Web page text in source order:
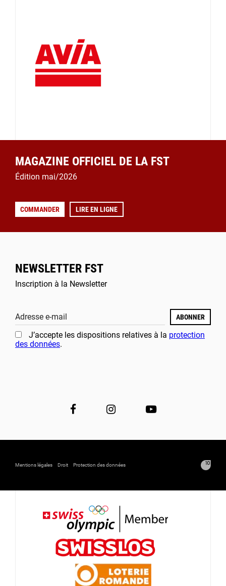
MAGAZINE OFFICIEL DE LA FST
Édition mai/2026
COMMANDER LIRE EN LIGNE
NEWSLETTER FST
Inscription à la Newsletter
Adresse e-mail ABONNER
J’accepte les dispositions relatives à la protection
des données.
Mentions légales Droit Protection des données